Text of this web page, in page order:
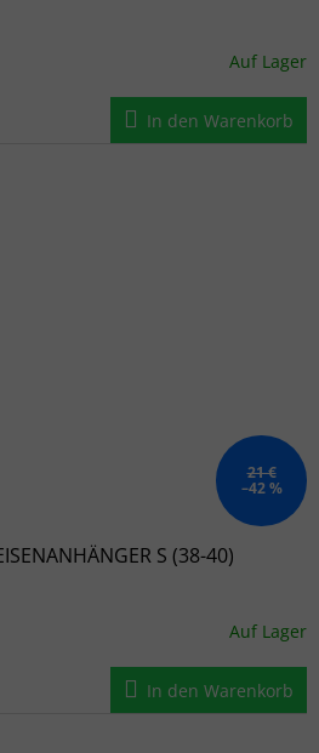
Auf Lager
In den Warenkorb
21 €
–42 %
S (38-40)
Auf Lager
In den Warenkorb